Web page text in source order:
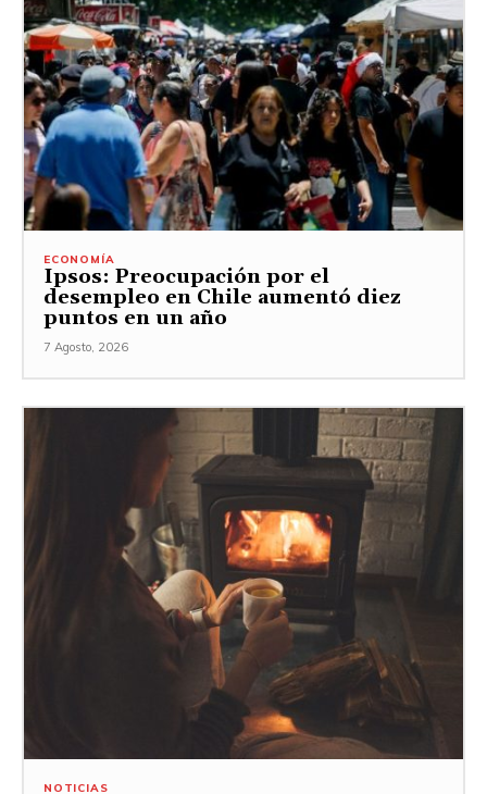
ECONOMÍA
Ipsos: Preocupación por el
desempleo en Chile aumentó diez
puntos en un año
7 Agosto, 2026
NOTICIAS